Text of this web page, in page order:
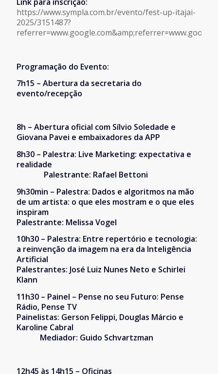
https://www.sympla.com.br/evento/fest-up-itajai-
2025/3151487?
Programação do Evento:
7h15 – Abertura da secretaria do
evento/recepção
8h – Abertura oficial com Sílvio Soledade e
Giovana Pavei e embaixadores da APP
8h30 – Palestra: Live Marketing: expectativa e
realidade
Palestrante: Rafael Bettoni
9h30min – Palestra: Dados e algoritmos na mão
de um artista: o que eles mostram e o que eles
inspiram
Palestrante: Melissa Vogel
10h30 – Palestra: Entre repertório e tecnologia:
a reinvenção da imagem na era da Inteligência
Artificial
Palestrantes: José Luiz Nunes Neto e Schirlei
Klann
11h30 – Painel – Pense no seu Futuro: Pense
Rádio, Pense TV
Painelistas: Gerson Felippi, Douglas Márcio e
Karoline Cabral
Mediador: Guido Schvartzman
12h45 às 14h15 – Oficinas